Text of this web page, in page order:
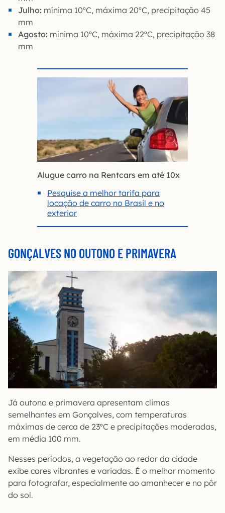
Julho: mínima 10ºC, máxima 20ºC, precipitação 45
mm
Agosto: mínima 10ºC, máxima 22ºC, precipitação 38
mm
Alugue carro na Rentcars em até 10x
Pesquise a melhor tarifa para
locação de carro no Brasil e no
exterior
GONÇALVES NO OUTONO E PRIMAVERA
Já outono e primavera apresentam climas
semelhantes em Gonçalves, com temperaturas
máximas de cerca de 23ºC e precipitações moderadas,
em média 100 mm.
Nesses períodos, a vegetação ao redor da cidade
exibe cores vibrantes e variadas. É o melhor momento
para fotografar, especialmente ao amanhecer e no pôr
do sol.